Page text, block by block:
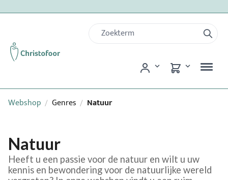
Webshop / Genres / Natuur
Natuur
Heeft u een passie voor de natuur en wilt u uw
kennis en bewondering voor de natuurlijke wereld